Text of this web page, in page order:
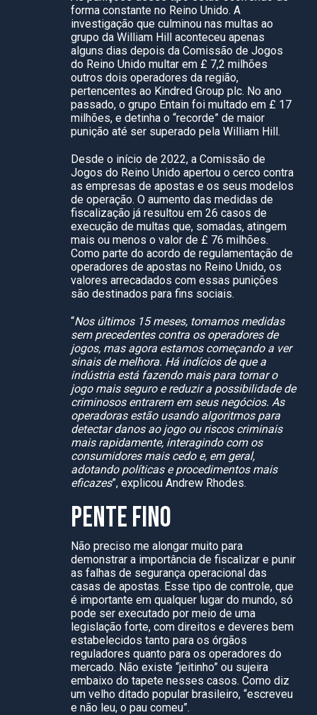
forma constante no Reino Unido. A
investigação que culminou nas multas ao
grupo da William Hill aconteceu apenas
alguns dias depois da Comissão de Jogos
do Reino Unido multar em £ 7,2 milhões
outros dois operadores da região,
pertencentes ao Kindred Group plc. No ano
passado, o grupo Entain foi multado em £ 17
milhões, e detinha o “recorde” de maior
punição até ser superado pela William Hill.
Desde o início de 2022, a Comissão de
Jogos do Reino Unido apertou o cerco contra
as empresas de apostas e os seus modelos
de operação. O aumento das medidas de
fiscalização já resultou em 26 casos de
execução de multas que, somadas, atingem
mais ou menos o valor de £ 76 milhões.
Como parte do acordo de regulamentação de
operadores de apostas no Reino Unido, os
valores arrecadados com essas punições
são destinados para fins sociais.
“Nos últimos 15 meses, tomamos medidas
sem precedentes contra os operadores de
jogos, mas agora estamos começando a ver
sinais de melhora. Há indícios de que a
indústria está fazendo mais para tornar o
jogo mais seguro e reduzir a possibilidade de
criminosos entrarem em seus negócios. As
operadoras estão usando algoritmos para
detectar danos ao jogo ou riscos criminais
mais rapidamente, interagindo com os
consumidores mais cedo e, em geral,
adotando políticas e procedimentos mais
eficazes”, explicou Andrew Rhodes.
PENTE FINO
Não preciso me alongar muito para
demonstrar a importância de fiscalizar e punir
as falhas de segurança operacional das
casas de apostas. Esse tipo de controle, que
é importante em qualquer lugar do mundo, só
pode ser executado por meio de uma
legislação forte, com direitos e deveres bem
estabelecidos tanto para os órgãos
reguladores quanto para os operadores do
mercado. Não existe “jeitinho” ou sujeira
embaixo do tapete nesses casos. Como diz
um velho ditado popular brasileiro, “escreveu
e não leu, o pau comeu”.